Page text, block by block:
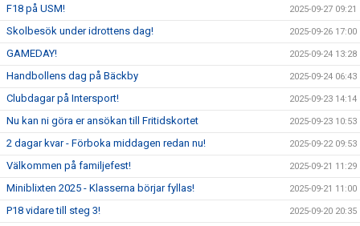
F18 på USM! 2025-09-27 09:21
Skolbesök under idrottens dag! 2025-09-26 17:00
GAMEDAY! 2025-09-24 13:28
Handbollens dag på Bäckby 2025-09-24 06:43
Clubdagar på Intersport! 2025-09-23 14:14
Nu kan ni göra er ansökan till Fritidskortet 2025-09-23 10:53
2 dagar kvar - Förboka middagen redan nu! 2025-09-22 09:53
Välkommen på familjefest! 2025-09-21 11:29
Miniblixten 2025 - Klasserna börjar fyllas! 2025-09-21 11:00
P18 vidare till steg 3! 2025-09-20 20:35